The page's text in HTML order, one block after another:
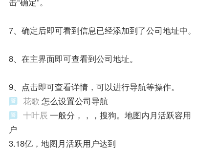
7、确定后即可看到信息已经添加到了公司地址中。
8、在主界面即可查看到公司地址。
9、点击即可查看详情，可以进行导航等操作。
花歌 怎么设置公司导航
十叶辰 一般分，，，搜狗。地图内月活跃容用
户
3.18亿，地图月活跃用户达到